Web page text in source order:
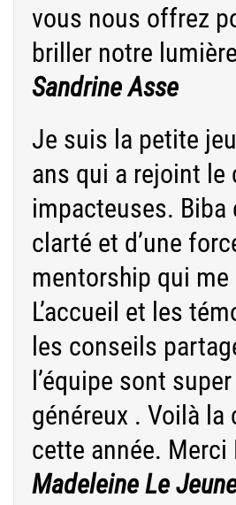
vous nous offrez
briller notre
Sandrine Asse
Je suis la petite
ans qui a rejoint le
impacteuses. Biba
clarté et d’une
mentorship qui
L’accueil et les
les conseils
l’équipe sont
généreux . Voilà la
cette année. Merci
Madeleine Le